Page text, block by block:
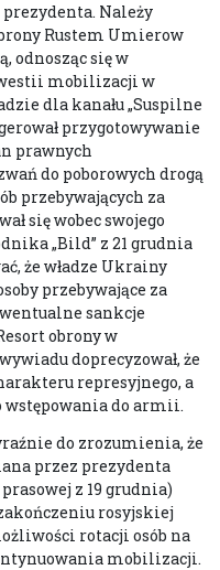
Należy
Rustem Umierow
odnosząc się w
mobilizacji w
dla kanału „Suspilne
przygotowywanie
prawnych
do poborowych drogą
przebywających za
się wobec swojego
„Bild” z 21 grudnia
że władze Ukrainy
przebywające za
sankcje
obrony w
doprecyzował, że
represyjnego, a
wstępowania do armii.
do zrozumienia, że
przez prezydenta
z 19 grudnia)
rosyjskiej
rotacji osób na
mobilizacji.